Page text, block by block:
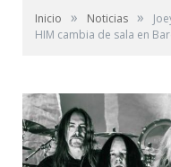
Inicio » Noticias »
HIM cambia de sala en